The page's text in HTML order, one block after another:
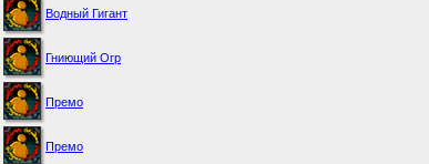
Водный Гигант
Гниющий Огр
Премо
Премо